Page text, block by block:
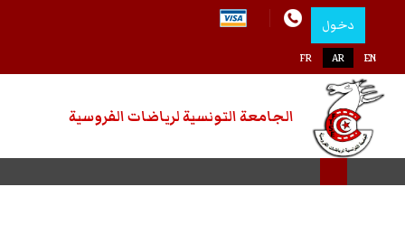
دخول
اختر لغتك
FR AR EN
الجامعة التونسية لرياضات الفروسية